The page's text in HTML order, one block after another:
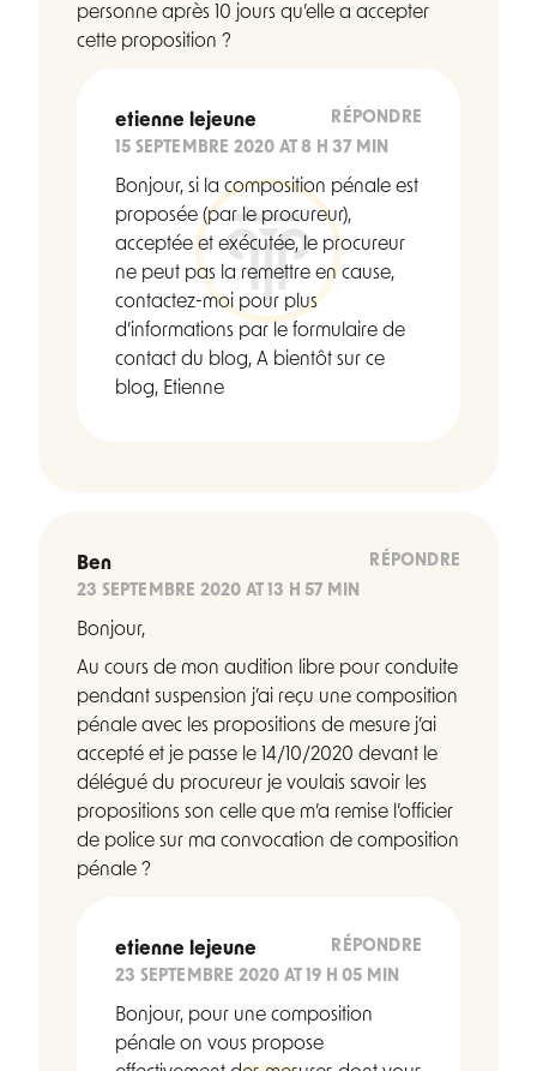
personne après 10 jours qu’elle a accepter
cette proposition ?
etienne lejeune
15 SEPTEMBRE 2020 AT 8 H 37 MIN
RÉPONDRE
Bonjour, si la composition pénale est
proposée (par le procureur),
acceptée et exécutée, le procureur
ne peut pas la remettre en cause,
contactez-moi pour plus
d’informations par le formulaire de
contact du blog, A bientôt sur ce
blog, Etienne
Ben
23 SEPTEMBRE 2020 AT 13 H 57 MIN
RÉPONDRE
Bonjour,
Au cours de mon audition libre pour conduite
pendant suspension j’ai reçu une composition
pénale avec les propositions de mesure j’ai
accepté et je passe le 14/10/2020 devant le
délégué du procureur je voulais savoir les
propositions son celle que m’a remise l’officier
de police sur ma convocation de composition
pénale ?
etienne lejeune
23 SEPTEMBRE 2020 AT 19 H 05 MIN
RÉPONDRE
Bonjour, pour une composition
pénale on vous propose